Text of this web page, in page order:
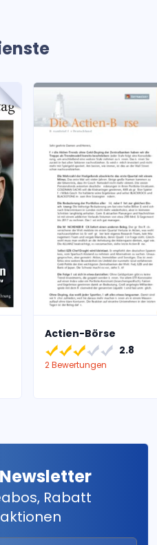
Actien-Börse
2.8
2 Bewertungen
Rabatt